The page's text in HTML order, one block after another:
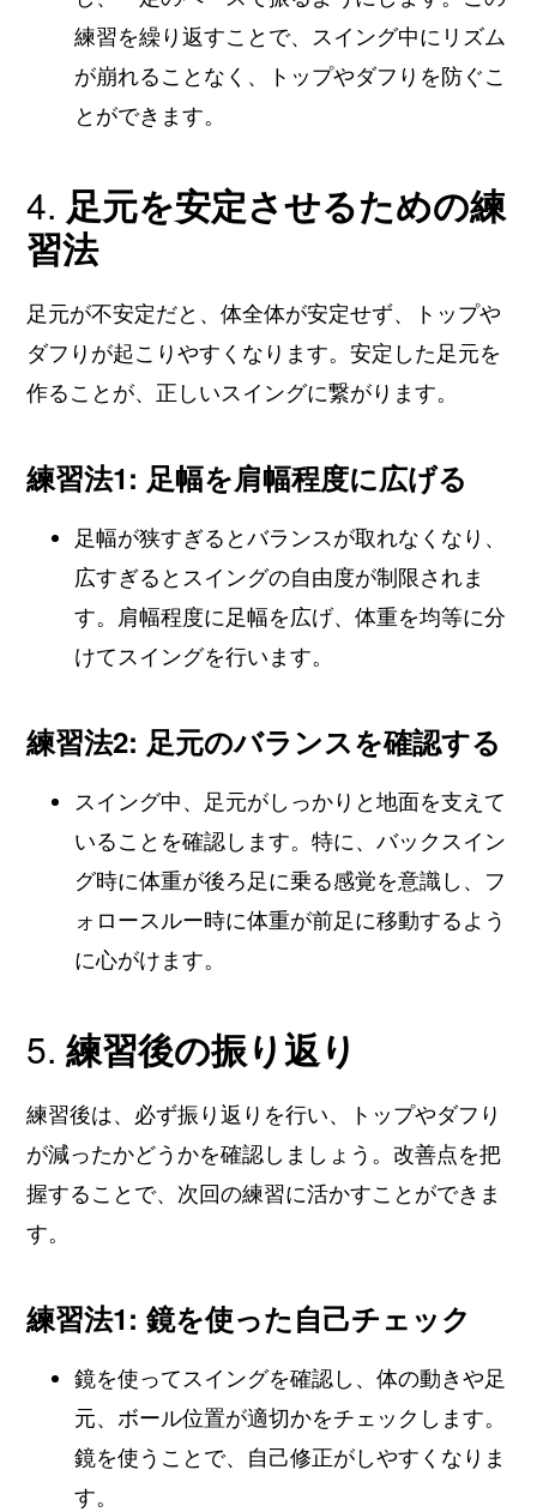
練習を繰り返すことで、スイング中にリズム
が崩れることなく、トップやダフりを防ぐこ
とができます。
4. 足元を安定させるための練
習法
足元が不安定だと、体全体が安定せず、トップや
ダフりが起こりやすくなります。安定した足元を
作ることが、正しいスイングに繋がります。
練習法1: 足幅を肩幅程度に広げる
足幅が狭すぎるとバランスが取れなくなり、
広すぎるとスイングの自由度が制限されま
す。肩幅程度に足幅を広げ、体重を均等に分
けてスイングを行います。
練習法2: 足元のバランスを確認する
スイング中、足元がしっかりと地面を支えて
いることを確認します。特に、バックスイン
グ時に体重が後ろ足に乗る感覚を意識し、フ
ォロースルー時に体重が前足に移動するよう
に心がけます。
5.練習後の振り返り
練習後は、必ず振り返りを行い、トップやダフり
が減ったかどうかを確認しましょう。改善点を把
握することで、次回の練習に活かすことができま
す。
練習法1: 鏡を使った自己チェック
鏡を使ってスイングを確認し、体の動きや足
元、ボール位置が適切かをチェックします。
鏡を使うことで、自己修正がしやすくなりま
す。